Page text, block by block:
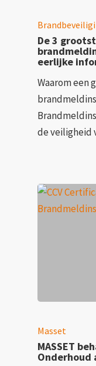
De 3
eerlijke
Waarom een
de veiligheid
Masset
MASSET
Onderhoud